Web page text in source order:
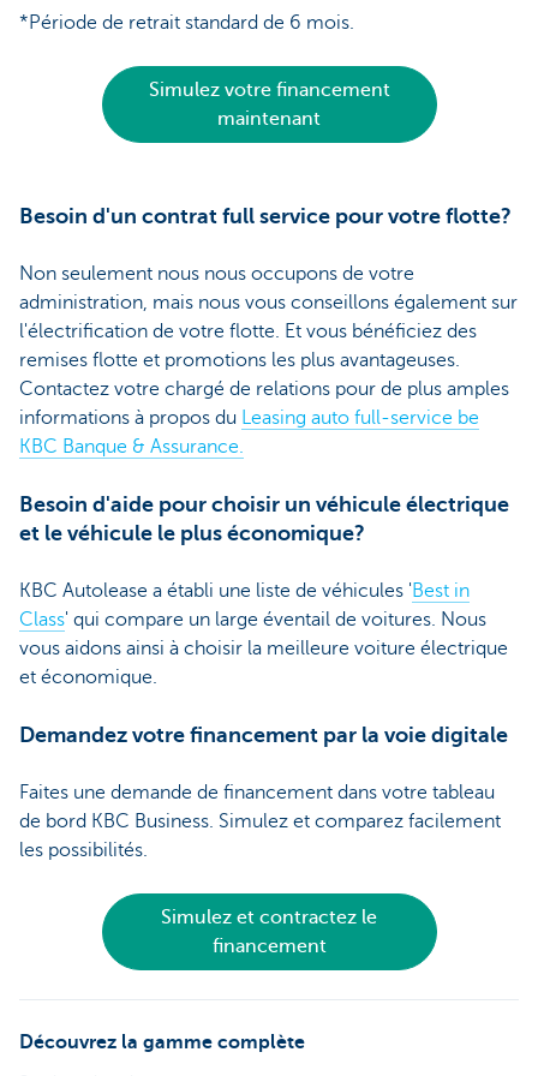
*Période de retrait standard de 6 mois.
Simulez votre financement
maintenant
Besoin d'un contrat full service pour votre flotte?
Non seulement nous nous occupons de votre
administration, mais nous vous conseillons également sur
l'électrification de votre flotte. Et vous bénéficiez des
remises flotte et promotions les plus avantageuses.
Contactez votre chargé de relations pour de plus amples
informations à propos du Leasing auto full-service be
KBC Banque & Assurance.
Besoin d'aide pour choisir un véhicule électrique
et le véhicule le plus économique?
KBC Autolease a établi une liste de véhicules 'Best in
Class' qui compare un large éventail de voitures. Nous
vous aidons ainsi à choisir la meilleure voiture électrique
et économique.
Demandez votre financement par la voie digitale
Faites une demande de financement dans votre tableau
de bord KBC Business. Simulez et comparez facilement
les possibilités.
Simulez et contractez le
financement
Découvrez la gamme complète